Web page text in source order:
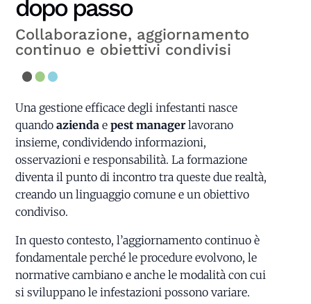
dopo passo
Collaborazione, aggiornamento
continuo e obiettivi condivisi
Una gestione efficace degli infestanti nasce
quandoazienda epest manager lavorano
insieme, condividendo informazioni,
osservazioni e responsabilità. La formazione
diventa il punto di incontro tra queste due realtà,
creando un linguaggio comune e un obiettivo
condiviso.
In questo contesto, l’aggiornamento continuo è
fondamentale perché le procedure evolvono, le
normative cambiano e anche le modalità con cui
si sviluppano le infestazioni possono variare.